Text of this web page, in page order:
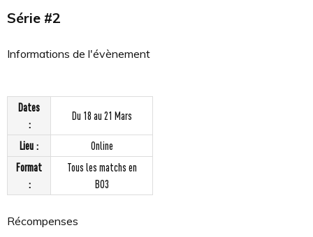
Série #2
Informations de l'évènement
Dates
:
Du 18 au 21 Mars
Lieu :
Online
Format
:
Tous les matchs en
BO3
Récompenses